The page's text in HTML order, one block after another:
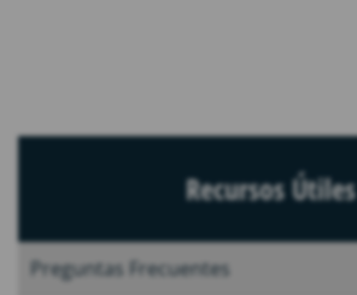
Recursos Útiles
Preguntas Frecuentes